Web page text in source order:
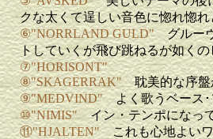
クな太くて逞しい音色に惚れ惚
⑥"NORRLAND GULD"グルーヴ
トしていくが飛び跳ねるが如く
⑦"HORISONT"
⑧"SKAGERRAK" 耽美的な序盤
⑨"MEDVIND"よく歌うベース･
⑩"NIMIS"イン・テンポになっ
⑪"HJALTEN"これも心地よい